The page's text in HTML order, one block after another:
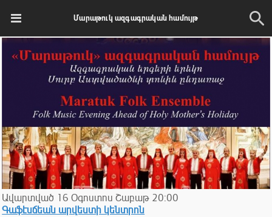
Մարաթուկ ազգագրական համույթ
Ավարտված 16 Օգոստոս Շաբաթ 20:00
Գաֆէսճեան արվեստի կենտրոն